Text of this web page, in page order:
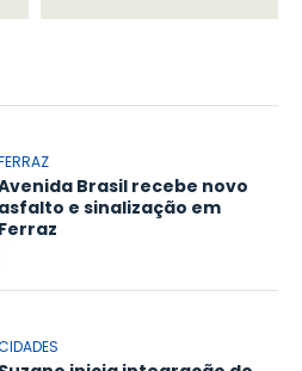
Brasil recebe novo
asfalto e sinalização em
Ferraz